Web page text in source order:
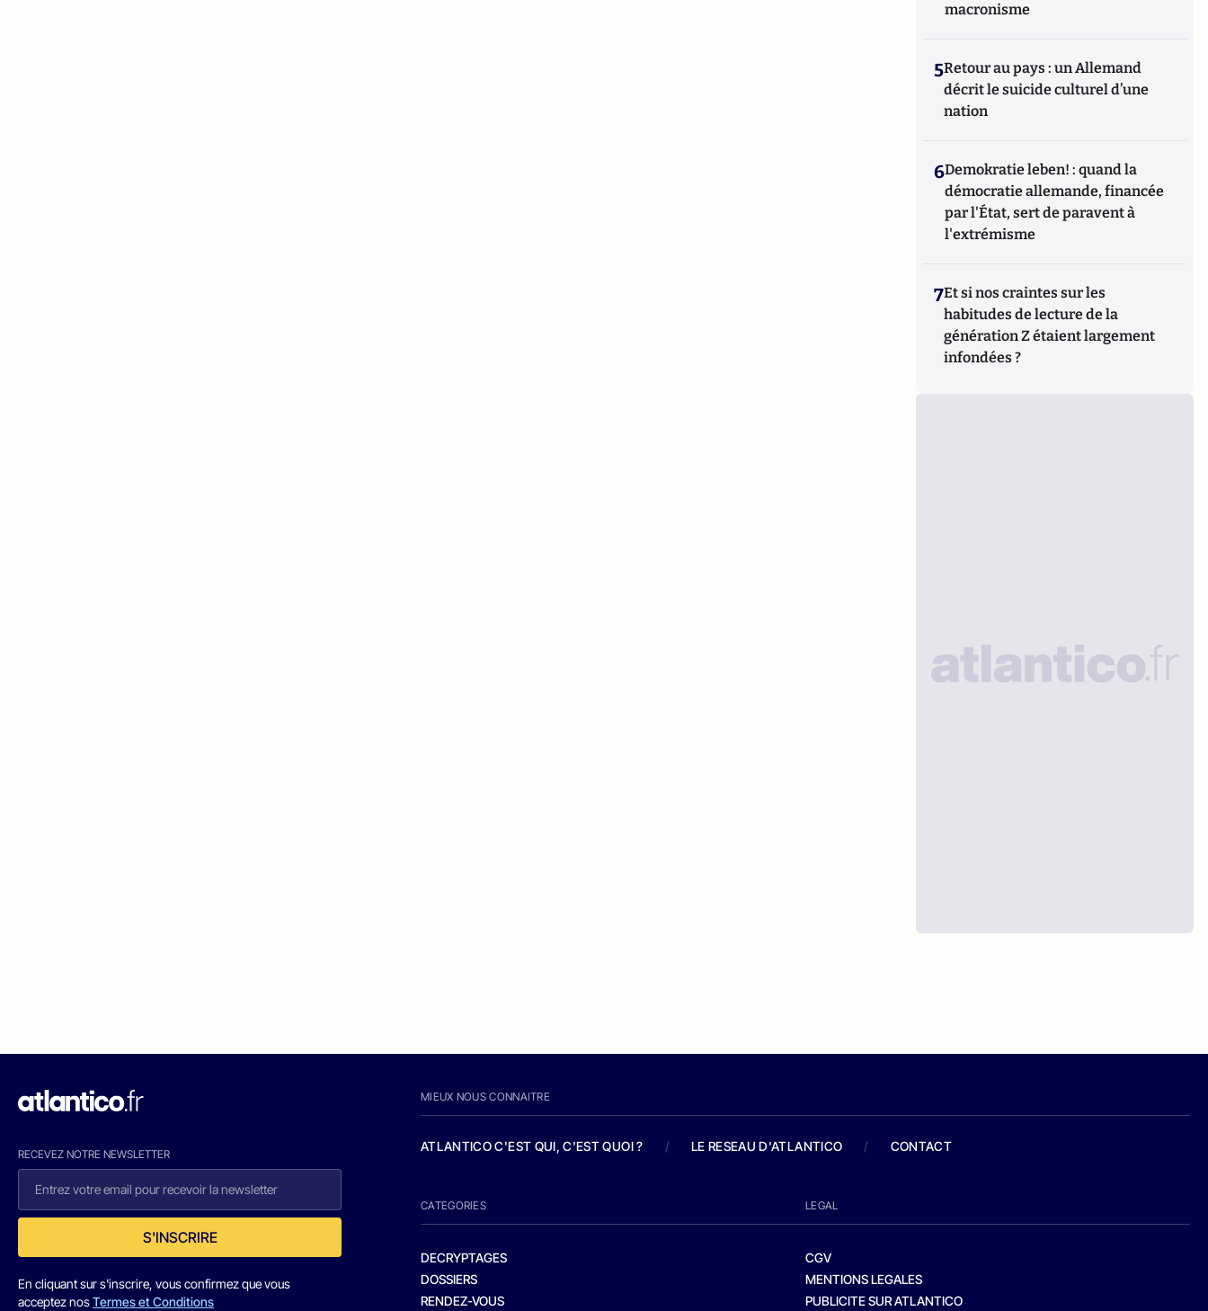
macronisme
5Retour au pays : un Allemand
décrit le suicide culturel d’une
nation
6Demokratie leben! : quand la
démocratie allemande, financée
par l'État, sert de paravent à
l'extrémisme
7Et si nos craintes sur les
habitudes de lecture de la
génération Z étaient largement
infondées ?
RECEVEZ NOTRE NEWSLETTER
S'INSCRIRE
En cliquant sur s'inscrire, vous confirmez que vous
acceptez nosTermes et Conditions
MIEUX NOUS CONNAITRE
ATLANTICO C'EST QUI, C'EST QUOI ? / LE RESEAU D'ATLANTICO / CONTACT
CATEGORIES
DECRYPTAGES
DOSSIERS
RENDEZ-VOUS
LEGAL
CGV
MENTIONS LEGALES
PUBLICITE SUR ATLANTICO